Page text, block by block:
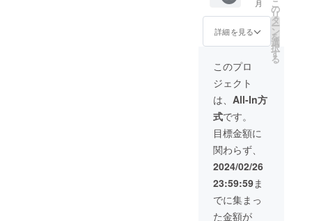
修理 保
記載内
容によ
証書の
規定に
従っ
て、当
理させ
ていた
だきま
す。修
理のご
依頼時
には、
保証書
をご提
保証書
取扱説
明書に
付され
す。保
証期間
い上げ
日から1
年間で
す。 ■
修理を
れると
きは ●
１個
（長さ:
約
ントパ
個​（本
体装着
済）​、
スタン
ド×１個​
（本体
装着
済）​、
げフッ
ク×１個​
・取扱
リー
セット
・本
体：光
載ポー
タブル
型除菌
脱臭機
・付属
品：活
性炭光
触媒
フィル
ター×１
個（本
体装着
済）​、
ACアダ
プター×
月
詳細を見る
こ
の
リ
タ
ー
ン
を
選
択
す
る
このプロ
ジェクト
は、 All-In方
式です。
目標金額に
関わらず、
2024/02/26
23:59:59ま
でに集まっ
た金額が